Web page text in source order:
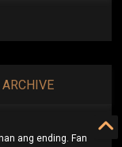
ARCHIVE
ang ending. Fan